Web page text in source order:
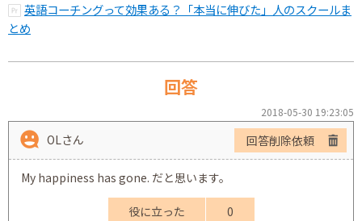
英語コーチングって効果ある？「本当に伸びた」人のスクールま
とめ
回答
2018-05-30 19:23:05
OLさん 回答削除依頼
My happiness has gone. だと思います。
役に立った 0